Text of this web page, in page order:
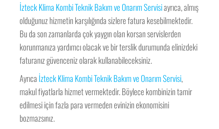
İzteck Klima Kombi Teknik Bakım ve Onarım Servisiayrıca, almış
olduğunuz hizmetin karşılığında sizlere fatura kesebilmektedir.
Bu da son zamanlarda çok yaygın olan korsan servislerden
korunmanıza yardımcı olacak ve bir terslik durumunda elinizdeki
faturanız güvenceniz olarak kullanabileceksiniz.
Ayrıca İzteck Klima Kombi Teknik Bakım ve Onarım Servisi,
makul fiyatlarla hizmet vermektedir. Böylece kombinizin tamir
edilmesi için fazla para vermeden evinizin ekonomisini
bozmazsınız.